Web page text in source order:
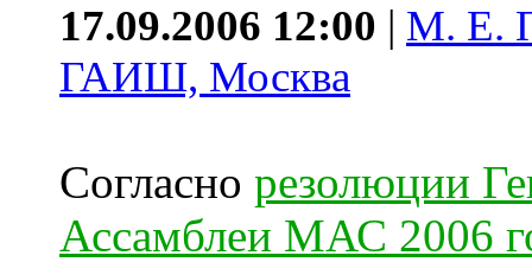
17.09.2006 12:00 | М. Е.
ГАИШ, Москва
Согласно резолюции
Ассамблеи МАС 2006